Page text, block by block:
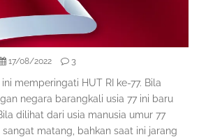
17/08/2022 3
memperingati HUT RI ke-77. Bila
negara barangkali usia 77 ini baru
dilihat dari usia manusia umur 77
matang, bahkan saat ini jarang